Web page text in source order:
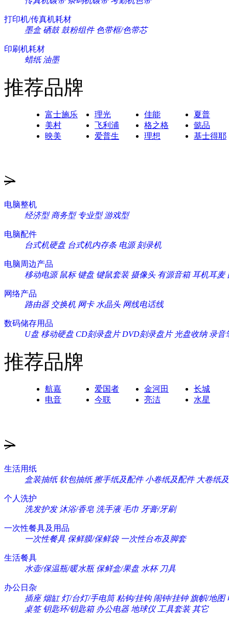
打印机/传真机耗材
墨盒 硒鼓 鼓粉组件 色带框/色带芯
印刷机耗材
蜡纸 油墨
推荐品牌
富士施乐 理光 佳能
夏普
美村
飞利浦 格之格
懿品
映美
爱普生 理想 基士得耶
>
电脑整机
经济型 商务型 专业型 游戏型
电脑配件
台式机硬盘 台式机内存条 电源 刻录机
电脑周边产品
移动电源 鼠标 键盘 键鼠套装 摄像头 有源音箱 耳机耳麦
网络产品
路由器 交换机 网卡 水晶头 网线电话线
数码储存用品
U盘 移动硬盘 CD刻录盘片 DVD刻录盘片 光盘收纳 录音
推荐品牌
航嘉 爱国者 金河田
长城
电音
今联 亮洁 水星
>
生活用纸
盒装抽纸 软包抽纸 擦手纸及配件 小卷纸及配件 大卷纸
个人洗护
洗发护发 沐浴/香皂 洗手液 毛巾 牙膏/牙刷
一次性餐具及用品
一次性餐具 保鲜膜/保鲜袋 一次性台布及脚套
生活餐具
水壶/保温瓶/暖水瓶 保鲜盒/果盘 水杯 刀具
办公日杂
插座 烟缸 灯/台灯/手电筒 粘钩/挂钩 闹钟/挂钟 旗帜/地图
桌签 钥匙环/钥匙箱 办公电器 地球仪 工具套装 其它